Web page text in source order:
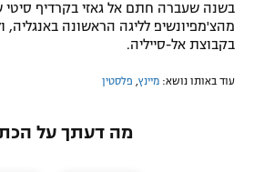
בשנה שעברה חתם אל גאזי בקרדיף סיטי
מהצ'מפיונשיפ לליגה הראשונה
בקבוצת אל-סייליה.
עוד באותו נושא: מיינץ, פלסטין
מה דעתך על